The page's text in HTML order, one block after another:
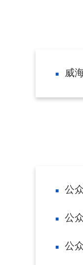
威
公
公
公